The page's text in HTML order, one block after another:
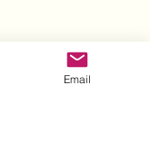
Email